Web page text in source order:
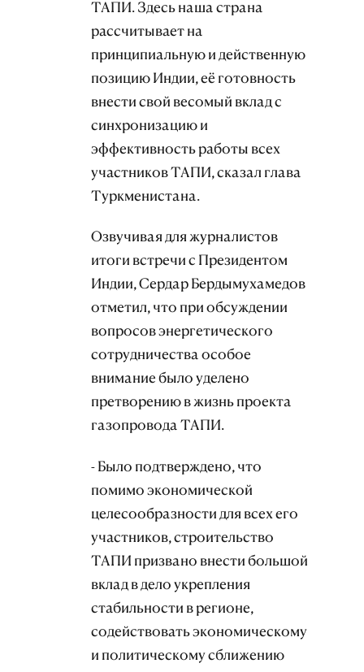
ТАПИ. Здесь наша страна
рассчитывает на
принципиальную и действенную
позицию Индии, её готовность
внести свой весомый вклад с
синхронизацию и
эффективность работы всех
участников ТАПИ, сказал глава
Туркменистана.
Озвучивая для журналистов
итоги встречи с Президентом
Индии, Сердар Бердымухамедов
отметил, что при обсуждении
вопросов энергетического
сотрудничества особое
внимание было уделено
претворению в жизнь проекта
газопровода ТАПИ.
- Было подтверждено, что
помимо экономической
целесообразности для всех его
участников, строительство
ТАПИ призвано внести большой
вклад в дело укрепления
стабильности в регионе,
содействовать экономическому
и политическому сближению